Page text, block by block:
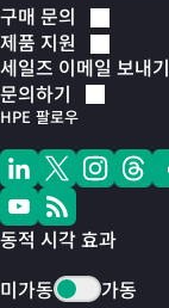
구매 문의
제품 지원
세일즈 이메일 보내기
문의하기
HPE 팔로우
동적 시각 효과
미가동
가동